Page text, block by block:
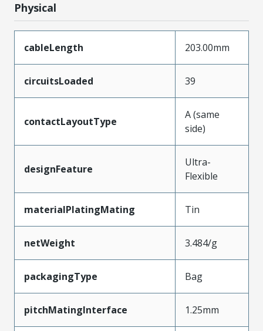
Physical
cableLength 203.00mm
circuitsLoaded 39
contactLayoutType
A (same
side)
designFeature
Ultra-
Flexible
materialPlatingMating Tin
netWeight 3.484/g
packagingType Bag
pitchMatingInterface 1.25mm